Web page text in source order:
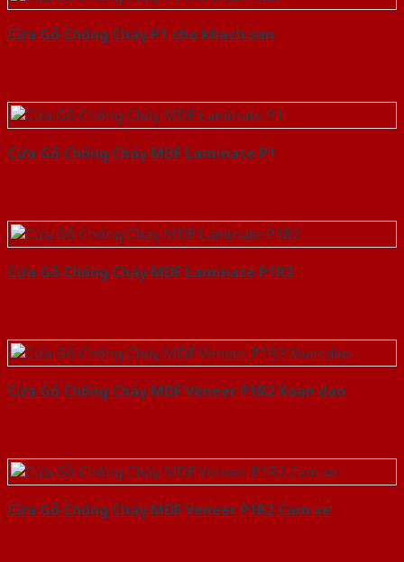
Cửa Gỗ Chống Cháy P1 cho khach san
Cửa Gỗ Chống Cháy MDF Laminate P1
Cửa Gỗ Chống Cháy MDF Laminate P1R2
Cửa Gỗ Chống Cháy MDF Veneer P1R2 Xoan dao
Cửa Gỗ Chống Cháy MDF Veneer P1R2 Cam xe